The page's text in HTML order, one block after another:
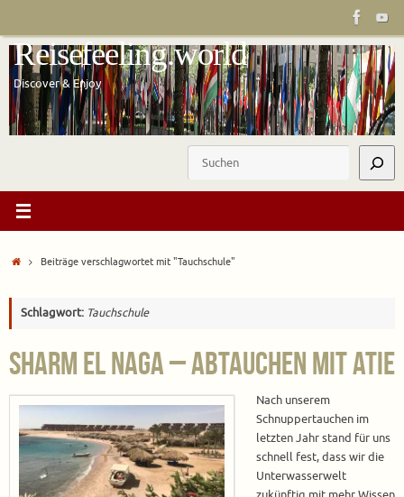
springen
Reisefeeling.world
Discover & Enjoy
StartBeiträge verschlagwortet mit "Tauchschule"
Schlagwort: Tauchschule
Sharm El Naga – Abtauchen mit Atie
Nach unserem
Schnuppertauchen im
letzten Jahr stand für uns
schnell fest, dass wir die
Unterwasserwelt